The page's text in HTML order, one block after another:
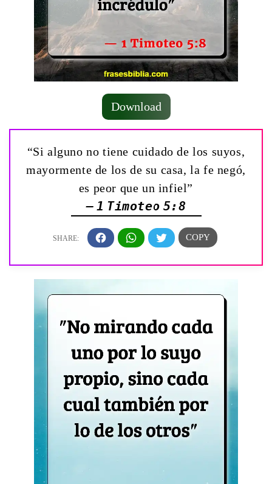
Download
“Si alguno no tiene cuidado de los suyos,
mayormente de los de su casa, la fe negó,
es peor que un infiel”
— 1 Timoteo 5:8